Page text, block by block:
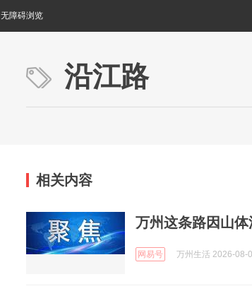
无障碍浏览
沿江路
相关内容
万州这条路因山体
网易号 万州生活 2026-08-